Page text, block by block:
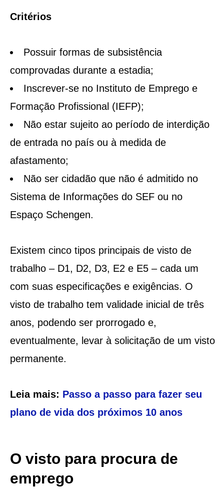
Critérios
Possuir formas de subsistência
comprovadas durante a estadia;
Inscrever-se no Instituto de Emprego e
Formação Profissional (IEFP);
Não estar sujeito ao período de interdição
de entrada no país ou à medida de
afastamento;
Não ser cidadão que não é admitido no
Sistema de Informações do SEF ou no
Espaço Schengen.
Existem cinco tipos principais de visto de
trabalho – D1, D2, D3, E2 e E5 – cada um
com suas especificações e exigências. O
visto de trabalho tem validade inicial de três
anos, podendo ser prorrogado e,
eventualmente, levar à solicitação de um visto
permanente.
Leia mais: Passo a passo para fazer seu
plano de vida dos próximos 10 anos
O visto para procura de
emprego